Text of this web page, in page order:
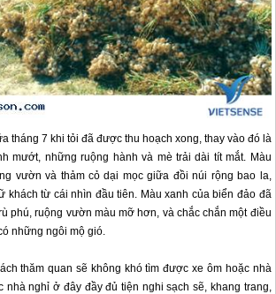
tháng 7 khi tỏi đã được thu hoạch xong, thay vào đó là
mướt, những ruộng hành và mè trải dài tít mắt. Màu
vườn và thảm cỏ dại mọc giữa đồi núi rộng bao la,
khách từ cái nhìn đầu tiên. Màu xanh của biển đảo đã
phú, ruộng vườn màu mỡ hơn, và chắc chắn một điều
những ngôi mộ gió.
thăm quan sẽ không khó tìm được xe ôm hoặc nhà
nhà nghỉ ở đây đầy đủ tiện nghi sạch sẽ, khang trang,